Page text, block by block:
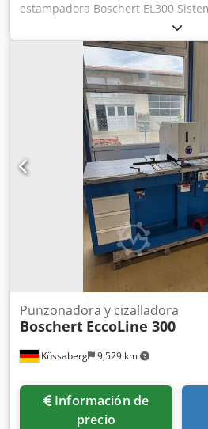
estampadora Boschert EL300
AMADA hasta la estación de
mm Nuevos adaptadores de
estaciones A/B/C Fuerza de
toneladas) Alcance del brazo de
lateral de 500 mm a la derecha/
Apednny Re Ioa Guía de
Guías laterales nuevas Peso total:
Küssaberg 9,529 km
Punzonadora y cizalladora
Boschert EccoLine 300
Información de
precio